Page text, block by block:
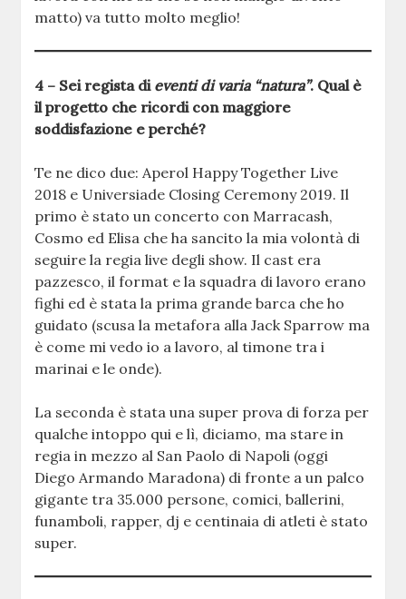
matto) va tutto molto meglio!
4 – Sei regista di eventi di varia “natura”. Qual è
il progetto che ricordi con maggiore
soddisfazione e perché?
Te ne dico due: Aperol Happy Together Live
2018 e Universiade Closing Ceremony 2019. Il
primo è stato un concerto con Marracash,
Cosmo ed Elisa che ha sancito la mia volontà di
seguire la regia live degli show. Il cast era
pazzesco, il format e la squadra di lavoro erano
fighi ed è stata la prima grande barca che ho
guidato (scusa la metafora alla Jack Sparrow ma
è come mi vedo io a lavoro, al timone tra i
marinai e le onde).
La seconda è stata una super prova di forza per
qualche intoppo qui e lì, diciamo, ma stare in
regia in mezzo al San Paolo di Napoli (oggi
Diego Armando Maradona) di fronte a un palco
gigante tra 35.000 persone, comici, ballerini,
funamboli, rapper, dj e centinaia di atleti è stato
super.